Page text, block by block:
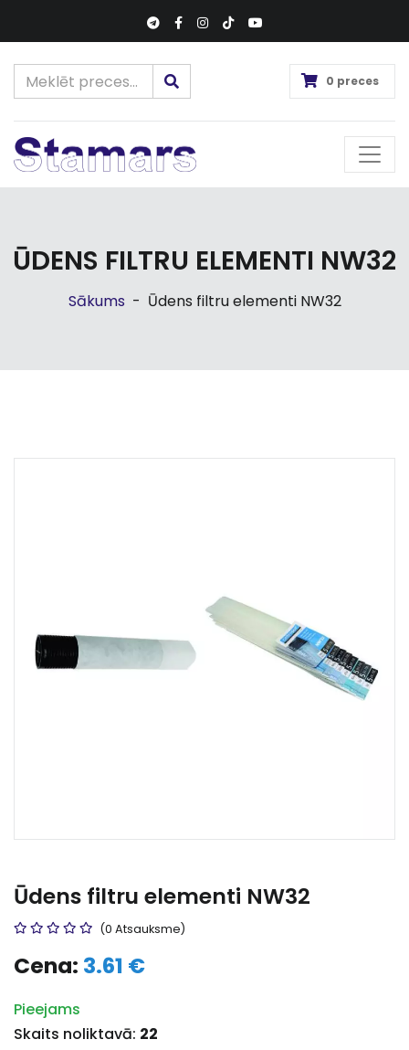
0 preces
ŪDENS FILTRU ELEMENTI NW32
Sākums - Ūdens filtru elementi NW32
Ūdens filtru elementi NW32
(0 Atsauksme)
Cena: 3.61 €
Pieejams
Skaits noliktavā: 22